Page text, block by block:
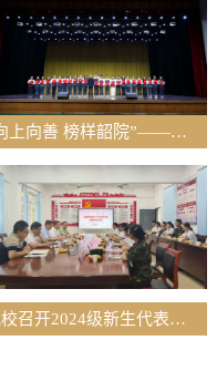
“向上向善 榜样韶院”——我校举行学生表彰大会暨学风建设成果汇报演出
我校召开2024级新生代表座谈会